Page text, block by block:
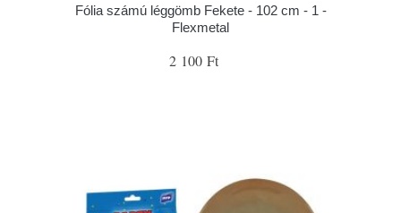
Fólia számú léggömb Fekete - 102 cm - 1 -
Flexmetal
2 100 Ft